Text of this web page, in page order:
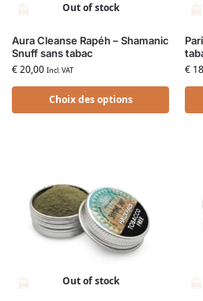
Out of stock
Aura Cleanse Rapéh – Shamanic
Snuff sans tabac
€20,00 Incl. VAT
Choix des options
€
Out of stock